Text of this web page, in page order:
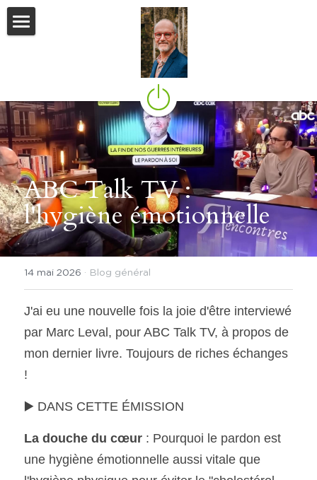
Genesis
Mon dernier livre
Mes autres sites
Contact
Flux Social
ABC Talk TV :
l'hygiène émotionnelle
14 mai 2026 · Blog général
J'ai eu une nouvelle fois la joie d'être interviewé
par Marc Leval, pour ABC Talk TV, à propos de
mon dernier livre. Toujours de riches échanges
!
▶️ DANS CETTE ÉMISSION
La douche du cœur : Pourquoi le pardon est
une hygiène émotionnelle aussi vitale que